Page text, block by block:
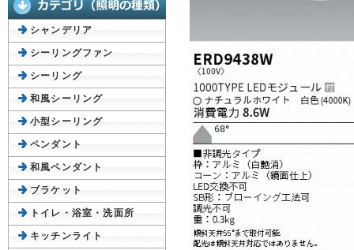
シャンデリア
シーリングファン
シーリング
和風シーリング
小型シーリング
ペンダント
和風ペンダント
ブラケット
トイレ・浴室・洗面所
キッチンライト